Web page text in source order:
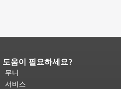
페이지 내용 끝입니다.이 페이지의 나
머지 내용은 모든 페이지에 반복됩니
다.메인 콘텐츠 상단으로 돌아가려면
도움이 필요하세요?
무니
서비스